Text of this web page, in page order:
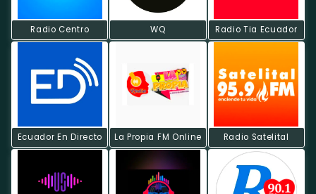
Radio Centro WQ Radio Tia Ecuador
Ecuador En Directo La Propia FM Online Radio Satelital